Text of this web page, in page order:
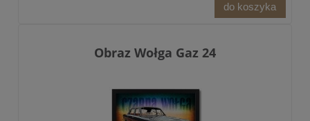
do koszyka
Obraz Wołga Gaz 24